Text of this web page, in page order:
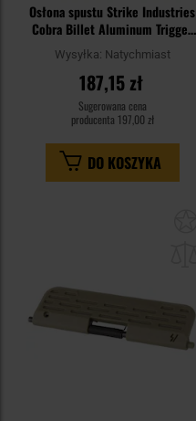
Osłona spustu Strike Industries
Cobra Billet Aluminum Trigger
Guard do karabinków AR - Red
Wysyłka: Natychmiast
187,15 zł
Sugerowana cena
producenta 197,00 zł
DO KOSZYKA